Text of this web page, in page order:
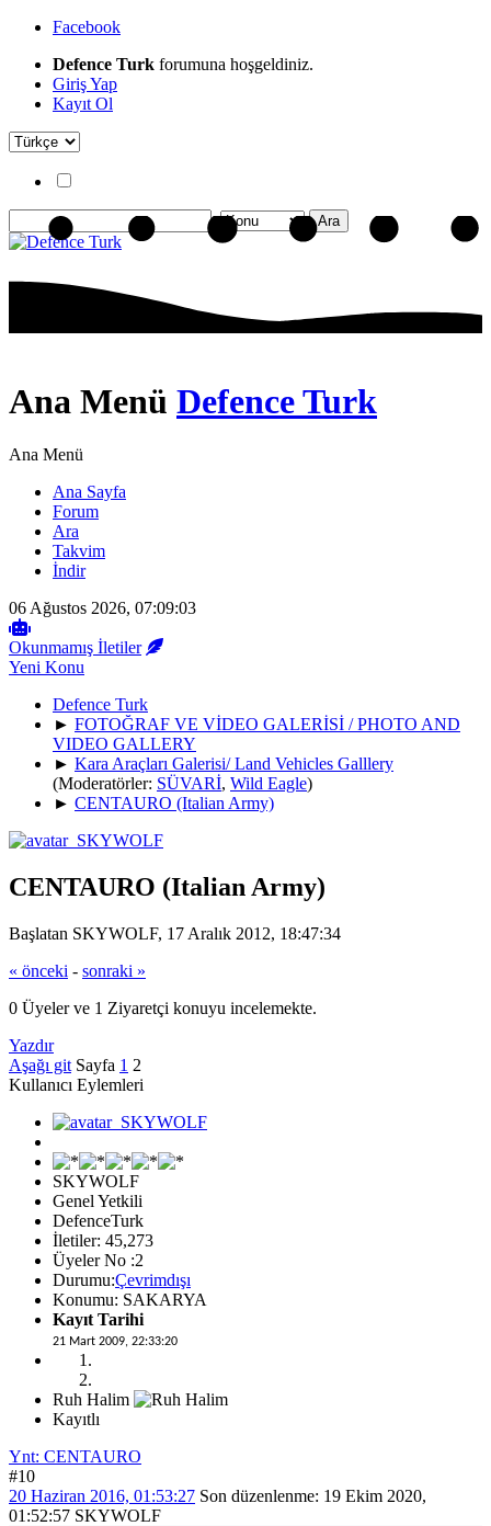
Facebook
Defence Turk forumuna hoşgeldiniz.
Giriş Yap
Kayıt Ol
Ana Menü Defence Turk
Ana Menü
Ana Sayfa
Forum
Ara
Takvim
İndir
06 Ağustos 2026, 07:09:03
Okunmamış İletiler
Yeni Konu
Defence Turk
► FOTOĞRAF VE VİDEO GALERİSİ / PHOTO AND
VIDEO GALLERY
► Kara Araçları Galerisi/ Land Vehicles Galllery
(Moderatörler: SÜVARİ, Wild Eagle)
► CENTAURO (Italian Army)
CENTAURO (Italian Army)
Başlatan SKYWOLF, 17 Aralık 2012, 18:47:34
« önceki - sonraki »
0 Üyeler ve 1 Ziyaretçi konuyu incelemekte.
Yazdır
Aşağı git Sayfa 1 2
Kullanıcı Eylemleri
SKYWOLF
Genel Yetkili
DefenceTurk
İletiler: 45,273
Üyeler No :2
Durumu:Çevrimdışı
Konumu: SAKARYA
Kayıt Tarihi
21 Mart 2009, 22:33:20
Ruh Halim
Kayıtlı
Ynt: CENTAURO
#10
20 Haziran 2016, 01:53:27 Son düzenlenme: 19 Ekim 2020,
01:52:57 SKYWOLF